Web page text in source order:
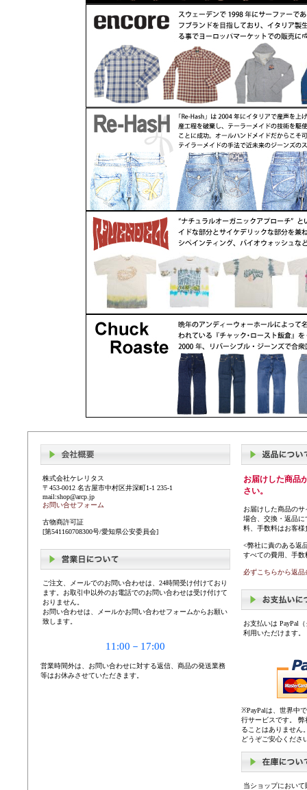
株式会社ケレリタス
〒453-0012 名古屋市中村区井深町1-1 235-1
mail:shop@arcp.jp
お問い合せフォーム
古物商許可証
[第541160708300号/愛知県公安委員会]
ご注文、メールでのお問い合わせは、24時間受け付けており
ます。お取引中以外のお電話でのお問い合わせは受け付けて
おりません。
お問い合わせは、メールかお問い合わせフォームからお願い
致します。
11:00－17:00
営業時間外は、お問い合わせに対する返信、商品の発送業務
等はお休みさせていただきます。
お届けした商品
さい。
お届けした商品の
場合、交換・返品
料、手数料はお客
<弊社に責のある返
すべての費用、手
必ずこちらから返
お支払いは PayPal
利用いただけます。
※PayPalは、世界中
行サービスです。
ることはありません
どうぞご安心くださ
当ショップにおい